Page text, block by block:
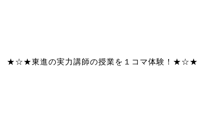
★☆★東進の実力講師の授業を１コマ体験！★☆★